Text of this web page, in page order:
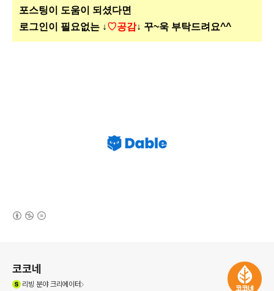
포스팅이 도움이 되셨다면
로그인이 필요없는 ↓♡공감↓ 꾸~욱 부탁드려요^^
코코네
리빙 분야 크리에이터